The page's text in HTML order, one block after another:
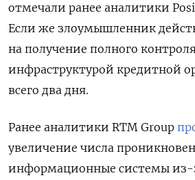
отмечали ранее аналитики
Если же злоумышленник
на получение полного
инфраструктурой кредитной
всего два дня.
Ранее аналитики RTM Group
увеличение числа
информационные системы из-